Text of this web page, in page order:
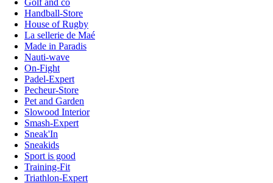
Golf and co
Handball-Store
House of Rugby
La sellerie de Maé
Made in Paradis
Nauti-wave
On-Fight
Padel-Expert
Pecheur-Store
Pet and Garden
Slowood Interior
Smash-Expert
Sneak'In
Sneakids
Sport is good
Training-Fit
Triathlon-Expert